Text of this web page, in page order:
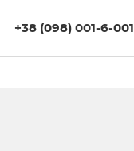
+38 (098) 001-6-001